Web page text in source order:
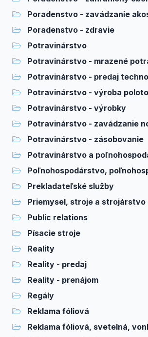
Poradenstvo - zavádzanie
Poradenstvo - zdravie
Potravinárstvo
Potravinárstvo - mrazené
Potravinárstvo - predaj
Potravinárstvo - výroba
Potravinárstvo - výrobky
Potravinárstvo - zavádzanie
Potravinárstvo - zásobovanie
Potravinárstvo a
Poľnohospodárstvo,
Prekladateľské služby
Priemysel, stroje a strojárstvo
Public relations
Písacie stroje
Reality
Reality - predaj
Reality - prenájom
Regály
Reklama fóliová
Reklama fóliová, svetelná,